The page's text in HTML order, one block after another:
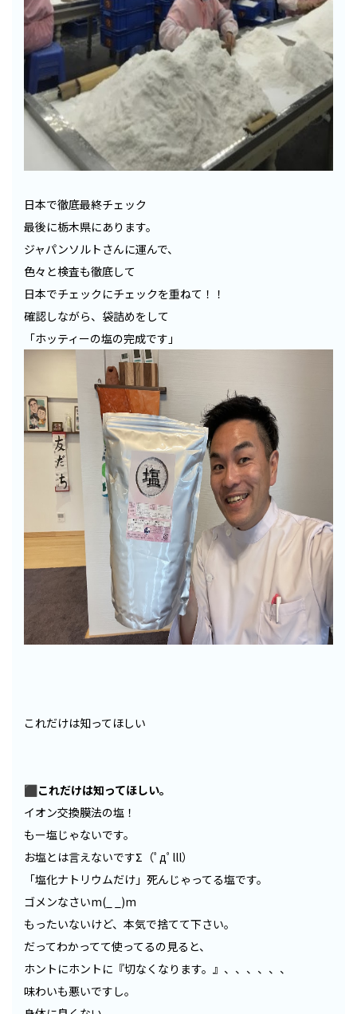
日本で徹底最終チェック
最後に栃木県にあります。
ジャパンソルトさんに運んで、
色々と検査も徹底して
日本でチェックにチェックを重ねて！！
確認しながら、袋詰めをして
「ホッティーの塩の完成です」
これだけは知ってほしい
⬛︎これだけは知ってほしい。
イオン交換膜法の塩！
もー塩じゃないです。
お塩とは言えないですΣ（ﾟдﾟlll）
「塩化ナトリウムだけ」死んじゃってる塩です。
ゴメンなさいm(_ _)m
もったいないけど、本気で捨てて下さい。
だってわかってて使ってるの見ると、
ホントにホントに『切なくなります。』、、、、、、
味わいも悪いですし。